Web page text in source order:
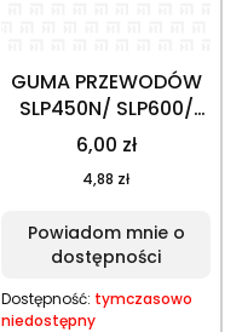
GUMA PRZEWODÓW
SLP450N/ SLP600/
EBV260BN
6,00 zł
4,88 zł
Powiadom mnie o
dostępności
Dostępność: tymczasowo
niedostępny